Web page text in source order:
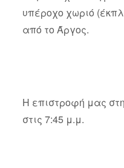
υπέροχο χωριό
από το Άργος.
Η επιστροφή μας
στις 7:45 μ.μ.